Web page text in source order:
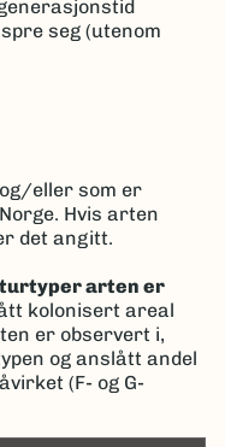
seg (utenom
eller som er
Hvis arten
det angitt.
arten er
kolonisert areal
er observert i,
og anslått andel
(F- og G-